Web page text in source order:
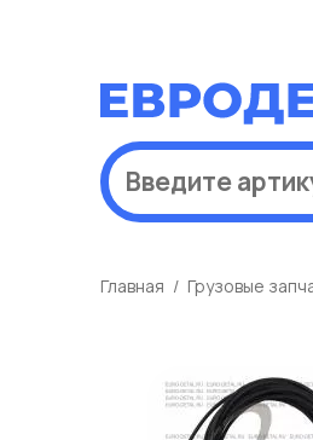
Главная Грузовые